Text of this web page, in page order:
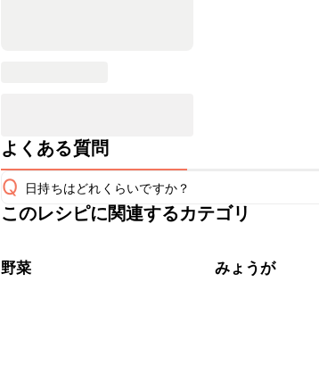
よくある質問
Q 日持ちはどれくらいですか？
こちらのレシピは出来たてをお召し上がりいただ
※日持ちは目安です。
このレシピに関連するカテゴリ
野菜 みょうが